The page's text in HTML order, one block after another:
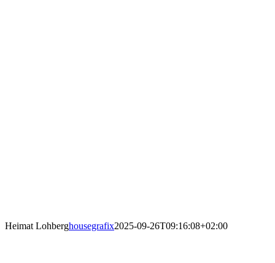
Heimat Lohberghousegrafix2025-09-26T09:16:08+02:00